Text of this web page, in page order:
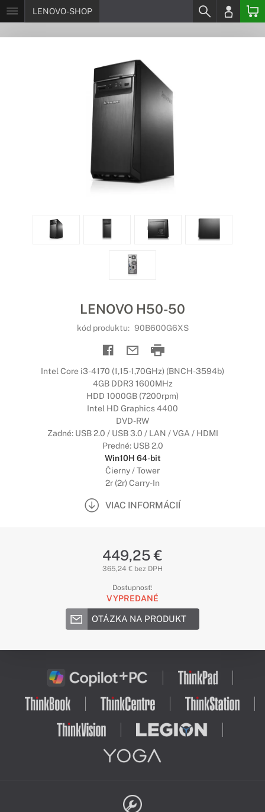
LENOVO-SHOP
LENOVO H50-50
kód produktu: 90B600G6XS
Intel Core i3-4170 (1,15-1,70GHz) (BNCH-3594b)
4GB DDR3 1600MHz
HDD 1000GB (7200rpm)
Intel HD Graphics 4400
DVD-RW
Zadné: USB 2.0 / USB 3.0 / LAN / VGA / HDMI
Predné: USB 2.0
Win10H 64-bit
Čierny / Tower
2r (2r) Carry-In
VIAC INFORMÁCIÍ
449,25 €
365,24 € bez DPH
Dostupnosť:
VYPREDANÉ
OTÁZKA NA PRODUKT